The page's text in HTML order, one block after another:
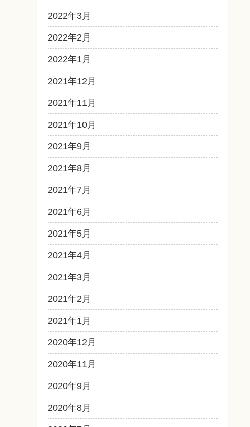
2022年3月
2022年2月
2022年1月
2021年12月
2021年11月
2021年10月
2021年9月
2021年8月
2021年7月
2021年6月
2021年5月
2021年4月
2021年3月
2021年2月
2021年1月
2020年12月
2020年11月
2020年9月
2020年8月